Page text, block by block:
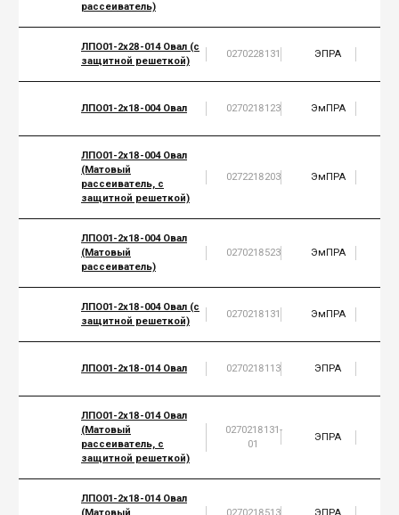
рассеиватель)
ЛПО01-2х28-014 Овал (с
защитной решеткой)
0270228131 ЭПРА
ЛПО01-2х18-004 Овал 0270218123 ЭмПРА
ЛПО01-2х18-004 Овал
(Матовый
рассеиватель, с
защитной решеткой)
0272218203 ЭмПРА
ЛПО01-2х18-004 Овал
(Матовый
рассеиватель)
0270218523 ЭмПРА
ЛПО01-2х18-004 Овал (с
защитной решеткой)
0270218131 ЭмПРА
ЛПО01-2х18-014 Овал 0270218113 ЭПРА
ЛПО01-2х18-014 Овал
(Матовый
рассеиватель, с
защитной решеткой)
0270218131-
01
ЭПРА
ЛПО01-2х18-014 Овал